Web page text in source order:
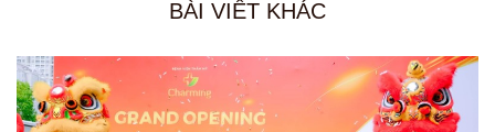
BÀI VIẾT KHÁC